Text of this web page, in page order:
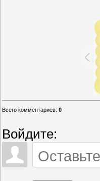
Всего комментариев: 0
Войдите: